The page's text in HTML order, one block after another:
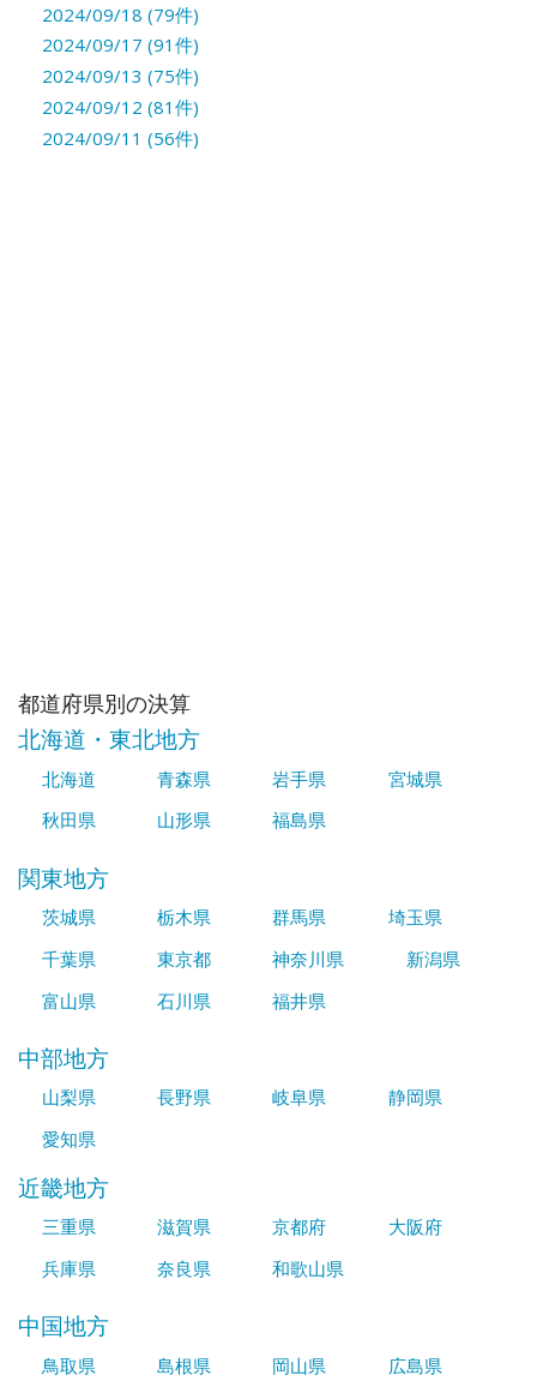
2024/09/18 (79件)
2024/09/17 (91件)
2024/09/13 (75件)
2024/09/12 (81件)
2024/09/11 (56件)
都道府県別の決算
北海道・東北地方
北海道 青森県 岩手県
宮城県
秋田県
山形県 福島県
関東地方
茨城県 栃木県 群馬県
埼玉県
千葉県
東京都 神奈川県
新潟県
富山県
石川県 福井県
中部地方
山梨県 長野県 岐阜県
静岡県
愛知県
近畿地方
三重県 滋賀県 京都府
大阪府
兵庫県
奈良県 和歌山県
中国地方
鳥取県 島根県 岡山県 広島県